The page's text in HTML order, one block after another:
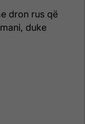
dron rus që
duke